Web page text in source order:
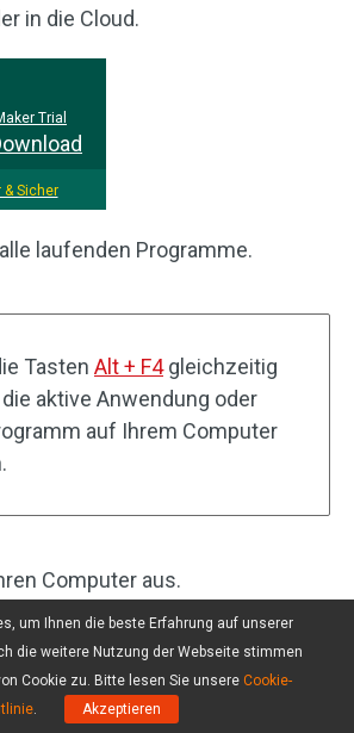
in die Cloud.
Trial
& Sicher
laufenden Programme.
Tasten Alt + F4gleichzeitig
aktive Anwendung oder
auf Ihrem Computer
Computer aus.
Sie die Stromquelle.
eine externe SSD
um Ihnen die beste Erfahrung auf unserer
die weitere Nutzung der Webseite stimmen
Cookie zu. Bitte lesen Sie unsere Cookie-
. Akzeptieren